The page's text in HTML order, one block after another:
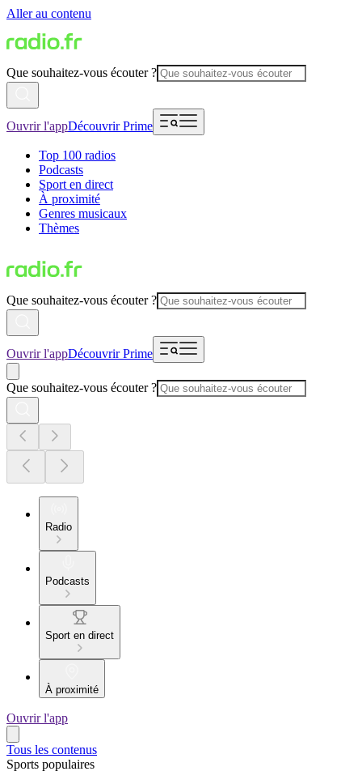
Aller au contenu
Que souhaitez-vous écouter ?
Ouvrir l'appDécouvrir Prime
Top 100 radios
Podcasts
Sport en direct
À proximité
Genres musicaux
Thèmes
Que souhaitez-vous écouter ?
Ouvrir l'appDécouvrir Prime
Que souhaitez-vous écouter ?
Radio
Podcasts
Sport en direct
À proximité
Ouvrir l'app
Tous les contenus
Sports populaires